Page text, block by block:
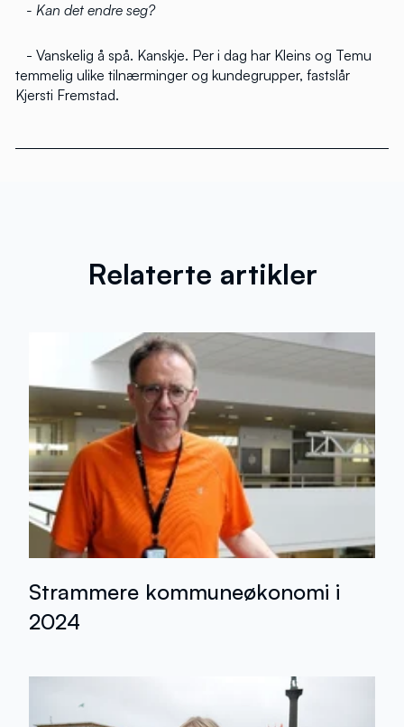
- Kan det endre seg?
- Vanskelig å spå. Kanskje. Per i dag har Kleins og Temu
temmelig ulike tilnærminger og kundegrupper, fastslår
Kjersti Fremstad.
Relaterte artikler
Strammere kommuneøkonomi i
2024